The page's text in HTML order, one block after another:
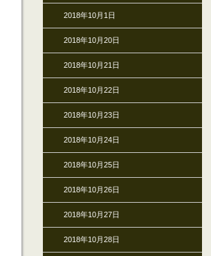
2018年10月1日
2018年10月20日
2018年10月21日
2018年10月22日
2018年10月23日
2018年10月24日
2018年10月25日
2018年10月26日
2018年10月27日
2018年10月28日